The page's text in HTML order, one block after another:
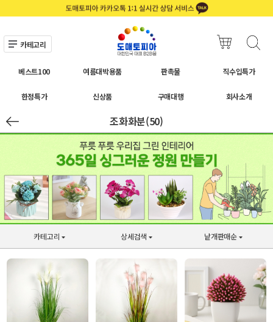
카테고리
베스트100 여름대박용품 판촉물 직수입특가
한정특가 신상품 구매대행 회사소개
조화화분(50)
카테고리 상세검색 낱개판매순